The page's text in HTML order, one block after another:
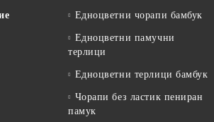
Едноцветни чорапи бамбук
Едноцветни памучни
терлици
Едноцветни терлици бамбук
Чорапи без ластик пениран
памук